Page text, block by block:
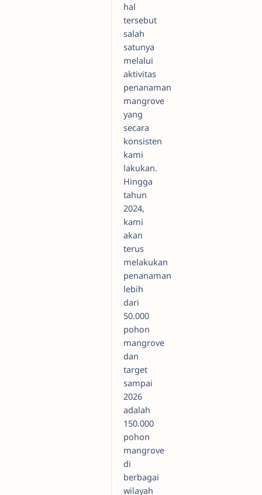
hal
tersebut
salah
satunya
melalui
aktivitas
penanaman
mangrove
yang
secara
konsisten
kami
lakukan.
Hingga
tahun
2024,
kami
akan
terus
melakukan
penanaman
lebih
dari
50.000
pohon
mangrove
dan
target
sampai
2026
adalah
150.000
pohon
mangrove
di
berbagai
wilayah